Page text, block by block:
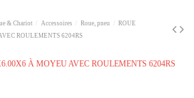
& Chariot Accessoires Roue, pneu
ROUE
ROULEMENTS 6204RS